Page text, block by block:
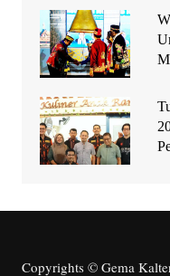
Copyrights © Gema